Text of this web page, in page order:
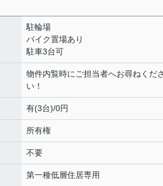
駐輪場
バイク置場あり
駐車3台可
物件内覧時にご担当者へお尋ねくだ
い！
有(3台)/0円
所有権
不要
第一種低層住居専用